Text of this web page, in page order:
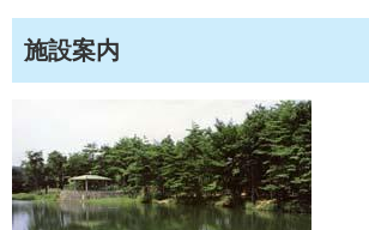
施設案内